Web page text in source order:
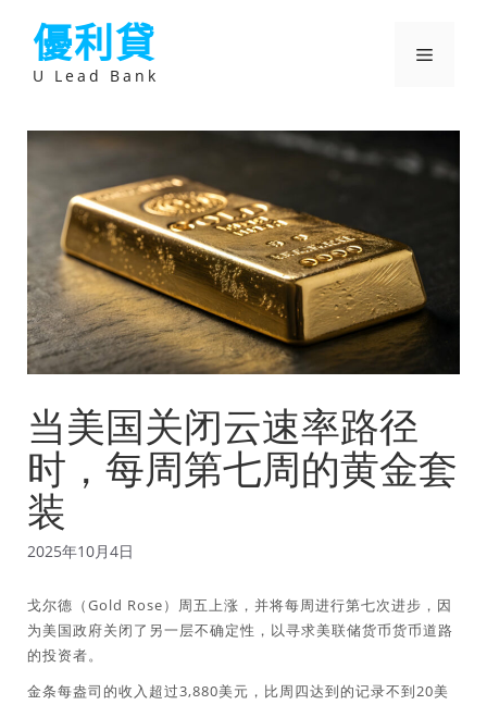
優利貸
U Lead Bank
選
当美国关闭云速率路径
时，每周第七周的黄金套
装
2025年10月4日
戈尔德（Gold Rose）周五上涨，并将每周进行第七次进步，因
为美国政府关闭了另一层不确定性，以寻求美联储货币货币道路
的投资者。
金条每盎司的收入超过3,880美元，比周四达到的记录不到20美